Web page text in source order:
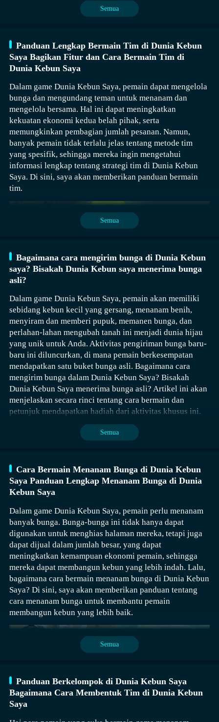
Kesehatan, Bahasa, Masyarakat, Sains, Seni, dan
baru di kota Little Panda! Toko pakaian, restoran
musik, toko es krim, kafe... Berbagai macam toko
tersedia. Ayo datang dan lihat! TOKO FASHION &
PAKAIAN Ada koleksi terbaru di toko pakaian! Gaun
putri, topi panama, tas rantai... Barang-barang terlaris
sedang dijual. Mana yang kamu suka? Ayo cepat coba!
Jika kamu lelah berbelanja, istirahatlah di lounge! Apa
yang bisa dilakukan jika bosan? Kamu bisa membaca
majalah fashion! KOTA MAKANAN KHUSUS Dari
mana baunya ayam panggang itu berasal? Itu dari
restoran musik! Ayo pesan ayam panggang dan jus
sayuran. Nikmati makan malammu sambil
mendengarkan musik! Ingin makan pencuci mulut
setelah makan malam? Coba es krim telur di toko
FITUR: - 4 area belanja untuk dieksplorasi. - 14
karakter untuk berbelanja bersama. - 37 jenis pakaian
putri, tas pelangi, dll. - 20 jenis makanan lezat:
Sandwich, ayam panggang, es krim, roll kue, kopi, dll.
- 20 jenis kebutuhan sehari-hari: Lemari es, oven,
Tentang BabyBus ————— Di BabyBus, kami
berdedikasi untuk membangkitkan kreativitas,
imajinasi, dan rasa ingin tahu anak-anak, dan
merancang produk kami melalui perspektif anak-anak
untuk membantu mereka mengeksplorasi dunia dengan
sendirinya. Saat ini BabyBus menyediakan berbagai
macam produk, video, dan konten pendidikan lainnya
untuk lebih dari 400 juta penggemar usia 0-8 tahun di
seluruh dunia! Kami telah merilis lebih dari 200
aplikasi pendidikan anak-anak, lebih dari 2500 episode
lagu-lagu dan animasi bertema berbagai bidang seperti
Kesehatan, Bahasa, Masyarakat, Sains, Seni, dan
Inti dari Dunia Kebun Saya adalah menanam dan
menjual bunga. Setiap pemain dapat menanam berbagai
jenis bunga di kebun mereka, mulai dari bunga daisy
dan mawar yang umum hingga bunga langka dengan
warna yang unik. Pada awalnya, bunga-bunga ini bisa
dijual sebagai barang sumber daya di dalam rumah,
dengan harga jual yang berbeda untuk setiap jenis.
Bunga langka dapat dijual dengan harga lebih tinggi,
sehingga memberikan pendapatan besar yang dapat
digunakan untuk membeli lebih banyak bibit, pupuk,
dan alat, serta memperluas kebun Anda. Selain itu,
Anda juga dapat membeli banyak peralatan, yang
semuanya dapat meningkatkan efisiensi penanaman dan
Semua
Panduan Lengkap Bermain Tim di Dunia Kebun
Saya Bagikan Fitur dan Cara Bermain Tim di
Dunia Kebun Saya
Dalam game Dunia Kebun Saya, pemain dapat mengelola
bunga dan mengundang teman untuk menanam dan
mengelola bersama. Hal ini dapat meningkatkan
kekuatan ekonomi kedua belah pihak, serta
memungkinkan pembagian jumlah pesanan. Namun,
banyak pemain tidak terlalu jelas tentang metode tim
yang spesifik, sehingga mereka ingin mengetahui
informasi lengkap tentang strategi tim di Dunia Kebun
Saya. Di sini, saya akan memberikan panduan bermain
tim.
Strategi tim dalam game sebenarnya sangat sederhana,
dengan proses operasional yang mudah. Pemain dapat
memilih teman online dari daftar teman di antarmuka
utama, kemudian klik undangan tim untuk mengirim
bisa, dengan mencari dan menambahkan melalui ID
teman, lalu sama-sama dapat mengirim undangan tim.
bisa menjelajahi kebun dan toko teman-teman lainnya.
Setelah masuk ke kebun teman, kalian bisa membantu
menyiram air dan mencabut rumput, setelah
menyelesaikan interaksi ini, kalian bisa mendapatkan
Semua
Bagaimana cara mengirim bunga di Dunia Kebun
saya? Bisakah Dunia Kebun saya menerima bunga
asli?
Dalam game Dunia Kebun Saya, pemain akan memiliki
sebidang kebun kecil yang gersang, menanam benih,
menyiram dan memberi pupuk, memanen bunga, dan
perlahan-lahan mengubah tanah ini menjadi dunia hijau
yang unik untuk Anda. Aktivitas pengiriman bunga baru-
baru ini diluncurkan, di mana pemain berkesempatan
mendapatkan satu buket bunga asli. Bagaimana cara
mengirim bunga dalam Dunia Kebun Saya? Bisakah
Dunia Kebun Saya menerima bunga asli? Artikel ini akan
menjelaskan secara rinci tentang cara bermain dan
petunjuk mendapatkan hadiah dari aktivitas khusus ini.
Semua
Cara Bermain Menanam Bunga di Dunia Kebun
Saya Panduan Lengkap Menanam Bunga di Dunia
Kebun Saya
Dalam game Dunia Kebun Saya, pemain perlu menanam
banyak bunga. Bunga-bunga ini tidak hanya dapat
digunakan untuk menghias halaman mereka, tetapi juga
dapat dijual dalam jumlah besar, yang dapat
meningkatkan kemampuan ekonomi pemain, sehingga
mereka dapat membangun kebun yang lebih indah. Lalu,
bagaimana cara bermain menanam bunga di Dunia Kebun
Saya? Di sini, saya akan memberikan panduan tentang
cara menanam bunga untuk membantu pemain
membangun kebun yang lebih baik.
Semua
Panduan Berkelompok di Dunia Kebun Saya
Bagaimana Cara Membentuk Tim di Dunia Kebun
Saya